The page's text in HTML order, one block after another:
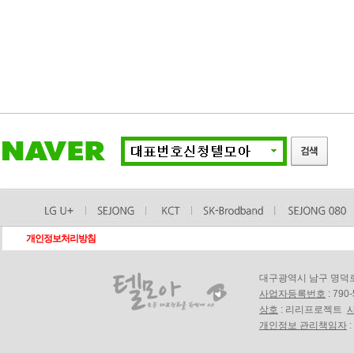
개인정보처리방침
대구광역시 남구 명
사업자등록번호 :
상호 : 리리프로젝트
개인정보 관리책임자